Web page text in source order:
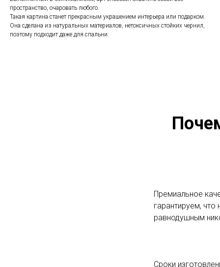
пространство, очаровать любого.
Такая картина станет прекрасным украшением интерьера или подарком.
Она сделана из натуральных материалов, нетоксичных стойких чернил,
поэтому подходит даже для спальни.
Премиальное
гарантируем,
равнодушным
Сроки